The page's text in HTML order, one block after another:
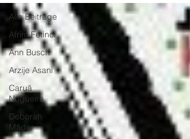
Alle Beiträge
Afrim Fetinci
Ann Busch
Arzije Asani
Caruã
Nogueira
Deborah
Mäder